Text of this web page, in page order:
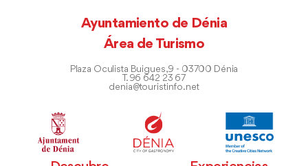
Ayuntamiento de Dénia
Área de Turismo
Plaza Oculista Buigues, 9 - 03700 Dénia
T. 96 642 23 67
denia@touristinfo.net